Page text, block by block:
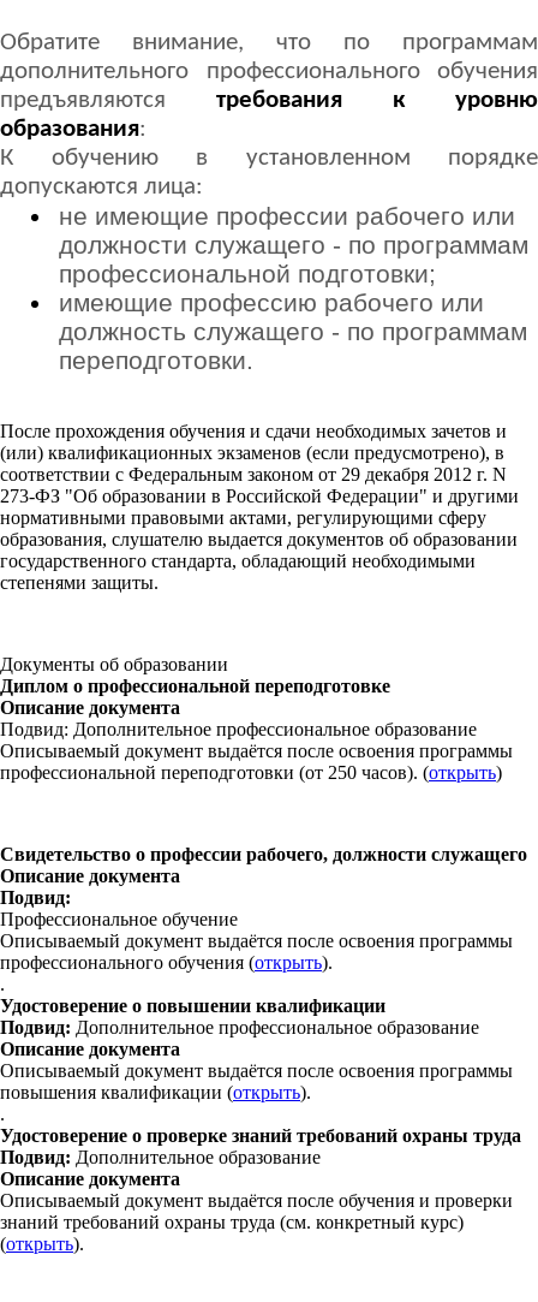
Обратите внимание, что по программам
дополнительного профессионального обучения
предъявляются требования к уровню
образования:
К обучению в установленном порядке
допускаются лица:
не имеющие профессии рабочего или
должности служащего - по программам
профессиональной подготовки;
имеющие профессию рабочего или
должность служащего - по программам
переподготовки.
После прохождения обучения и сдачи необходимых зачетов и
(или) квалификационных экзаменов (если предусмотрено), в
соответствии с Федеральным законом от 29 декабря 2012 г. N
273-ФЗ "Об образовании в Российской Федерации" и другими
нормативными правовыми актами, регулирующими сферу
образования, слушателю выдается документов об образовании
государственного стандарта, обладающий необходимыми
степенями защиты.
Документы об образовании
Диплом о профессиональной переподготовке
Описание документа
Подвид: Дополнительное профессиональное образование
Описываемый документ выдаётся после освоения программы
профессиональной переподготовки (от 250 часов). (открыть)
Свидетельство о профессии рабочего, должности служащего
Описание документа
Подвид:
Профессиональное обучение
Описываемый документ выдаётся после освоения программы
профессионального обучения (открыть).
.
Удостоверение о повышении квалификации
Подвид: Дополнительное профессиональное образование
Описание документа
Описываемый документ выдаётся после освоения программы
повышения квалификации (открыть).
.
Удостоверение о проверке знаний требований охраны труда
Подвид: Дополнительное образование
Описание документа
Описываемый документ выдаётся после обучения и проверки
знаний требований охраны труда (см. конкретный курс)
(открыть).